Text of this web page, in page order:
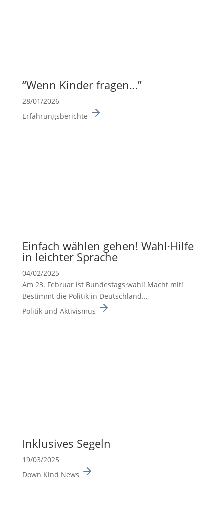
“Wenn Kinder fragen…”
28/01/2026
Erfahrungsberichte
Einfach wählen gehen! Wahl·Hilfe
in leichter Sprache
04/02/2025
Am 23. Februar ist Bundes­tags·wahl! Macht mit!
Bestimmt die Politik in Deutsch­land...
Politik und Aktivismus
Inklu­sives Segeln
19/03/2025
Down Kind News